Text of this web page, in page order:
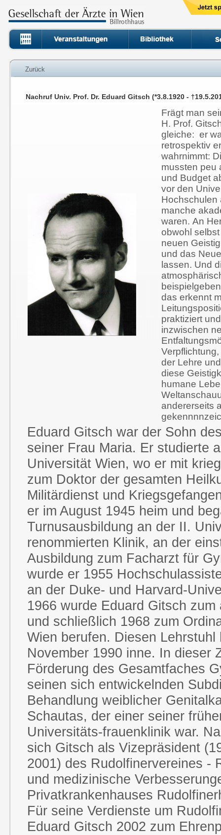
Zurück
Nachruf Univ. Prof. Dr. Eduard Gitsch (*3.8.1920 -
Frägt man
H. Prof.
gleiche: er
retrospektiv
wahrnimmt:
mussten peu
und Budget
vor den
Hochschulen
manche
waren. An
obwohl
neuen
und das
lassen. Und
das erkennt
praktiziert
inzwischen
der Lehre
diese
humane
andererseits
Eduard Gitsch war der Sohn
seiner Frau Maria. Er studierte
Universität Wien, wo er mit
zum Doktor der gesamten
Militärdienst und
er im August 1945 heim und
Turnusausbildung an der II.
renommierten Klinik, an der
Ausbildung zum Facharzt für
wurde er 1955
an der Duke- und Harvard-
1966 wurde Eduard Gitsch
und schließlich 1968 zum
Wien berufen. Diesen
November 1990 inne. In dieser
Förderung des Gesamtfaches
seinen sich entwickelnden
Behandlung weiblicher
Schautas, der einer seiner
Universitäts-frauenklinik war.
sich Gitsch als Vizepräsident
2001) des Rudolfinervereines -
und medizinische
Privatkrankenhauses
Für seine Verdienste um
Eduard Gitsch 2002 zum